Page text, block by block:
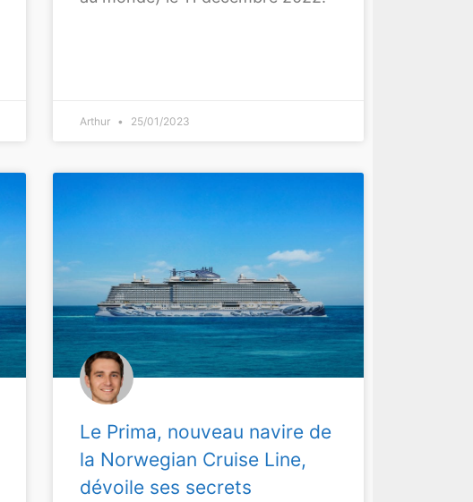
Arthur 25/01/2023
Le Prima, nouveau navire de
la Norwegian Cruise Line,
dévoile ses secrets